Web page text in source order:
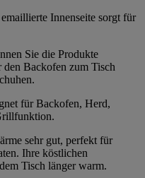
Innenseite sorgt für
Sie die Produkte
Backofen zum Tisch
für Backofen, Herd,
sehr gut, perfekt für
Ihre köstlichen
Tisch länger warm.